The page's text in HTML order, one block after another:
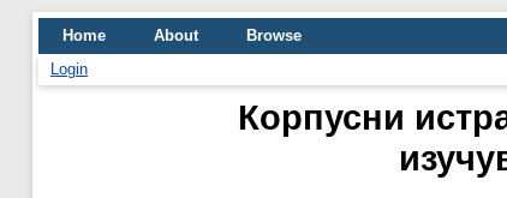
Home About
Browse
Login
Корпусни